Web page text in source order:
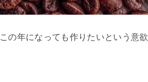
の年になっても作りたいという意欲